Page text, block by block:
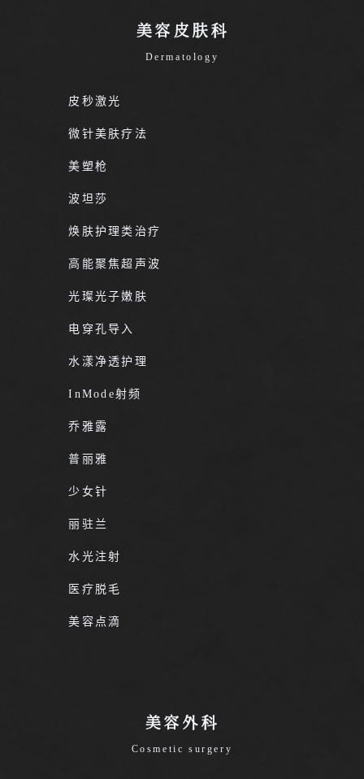
美容皮肤科
Dermatology
皮秒激光
微针美肤疗法
美塑枪
波坦莎
焕肤护理类治疗
高能聚焦超声波
光璨光子嫩肤
电穿孔导入
水漾净透护理
InMode射频
乔雅露
普丽雅
少女针
丽驻兰
水光注射
医疗脱毛
美容点滴
美容外科
Cosmetic surgery